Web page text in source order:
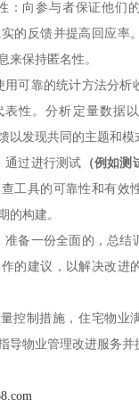
：向参与者保证他们
的反馈并提高回应率
来保持匿名性。
用可靠的统计方法分析
表性。分析定量数据
以发现共同的主题和模
通过进行测试 （例如
工具的可靠性和有效
的构建。
准备一份全面的，总结
的建议，以解决改进
控制措施，住宅物业
导物业管理改进服务并